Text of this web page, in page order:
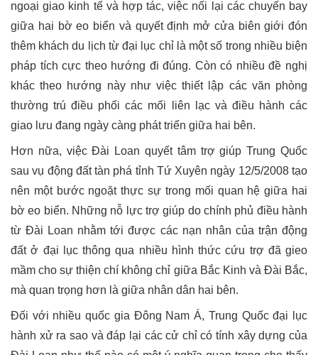
ngoại giao kinh tế và hợp tác, việc nối lại các chuyến bay
giữa hai bờ eo biển và quyết định mở cửa biên giới đón
thêm khách du lịch từ đại lục chỉ là một số trong nhiều biện
pháp tích cực theo hướng đi đúng. Còn có nhiều đề nghị
khác theo hướng này như việc thiết lập các văn phòng
thường trú điều phối các mối liên lạc và điều hành các
giao lưu đang ngày càng phát triển giữa hai bên.
Hơn nữa, việc Đài Loan quyết tâm trợ giúp Trung Quốc
sau vụ động đất tàn phá tỉnh Tứ Xuyên ngày 12/5/2008 tạo
nên một bước ngoặt thực sự trong mối quan hệ giữa hai
bờ eo biển. Những nỗ lực trợ giúp do chính phủ điều hành
từ Đài Loan nhằm tới được các nạn nhân của trận động
đất ở đại lục thông qua nhiều hình thức cứu trợ đã gieo
mầm cho sự thiện chí không chỉ giữa Bắc Kinh và Đài Bắc,
mà quan trọng hơn là giữa nhân dân hai bên.
Đối với nhiều quốc gia Đông Nam Á, Trung Quốc đại lục
hành xử ra sao và đáp lại các cử chỉ có tính xây dựng của